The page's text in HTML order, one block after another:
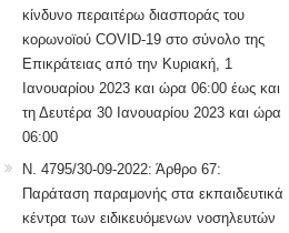
κίνδυνο περαιτέρω διασποράς του
κορωνοϊού COVID-19 στο σύνολο της
Επικράτειας από την Κυριακή, 1
Ιανουαρίου 2023 και ώρα 06:00 έως και
τη Δευτέρα 30 Ιανουαρίου 2023 και ώρα
06:00
Ν. 4795/30-09-2022: Άρθρο 67:
Παράταση παραμονής στα εκπαιδευτικά
κέντρα των ειδικευόμενων νοσηλευτών